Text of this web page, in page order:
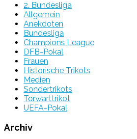
2. Bundesliga
Allgemein
Anekdoten
Bundesliga
Champions League
DFB-Pokal
Frauen
Historische Trikots
Medien
Sondertrikots
Torwarttrikot
UEFA-Pokal
Archiv